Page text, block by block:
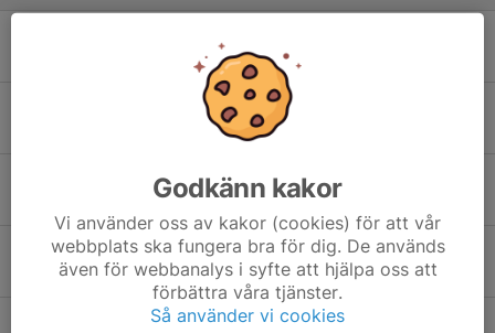
4
ÅRSMÖTE SVENSKA HANSEKLUBBEN 2026
C-Station Boating Control till Hanseägare
3 nov 2025 0
Seglingsträff på Lökholmen 6-7 september 2025
22 aug 2025 1
Seglings träff på Lökholmen 6-7 september 2025
Godkänn kakor
Vi använder oss av kakor (cookies) för att vår
webbplats ska fungera bra för dig. De används
även för webbanalys i syfte att hjälpa oss att
förbättra våra tjänster.
Så använder vi cookies